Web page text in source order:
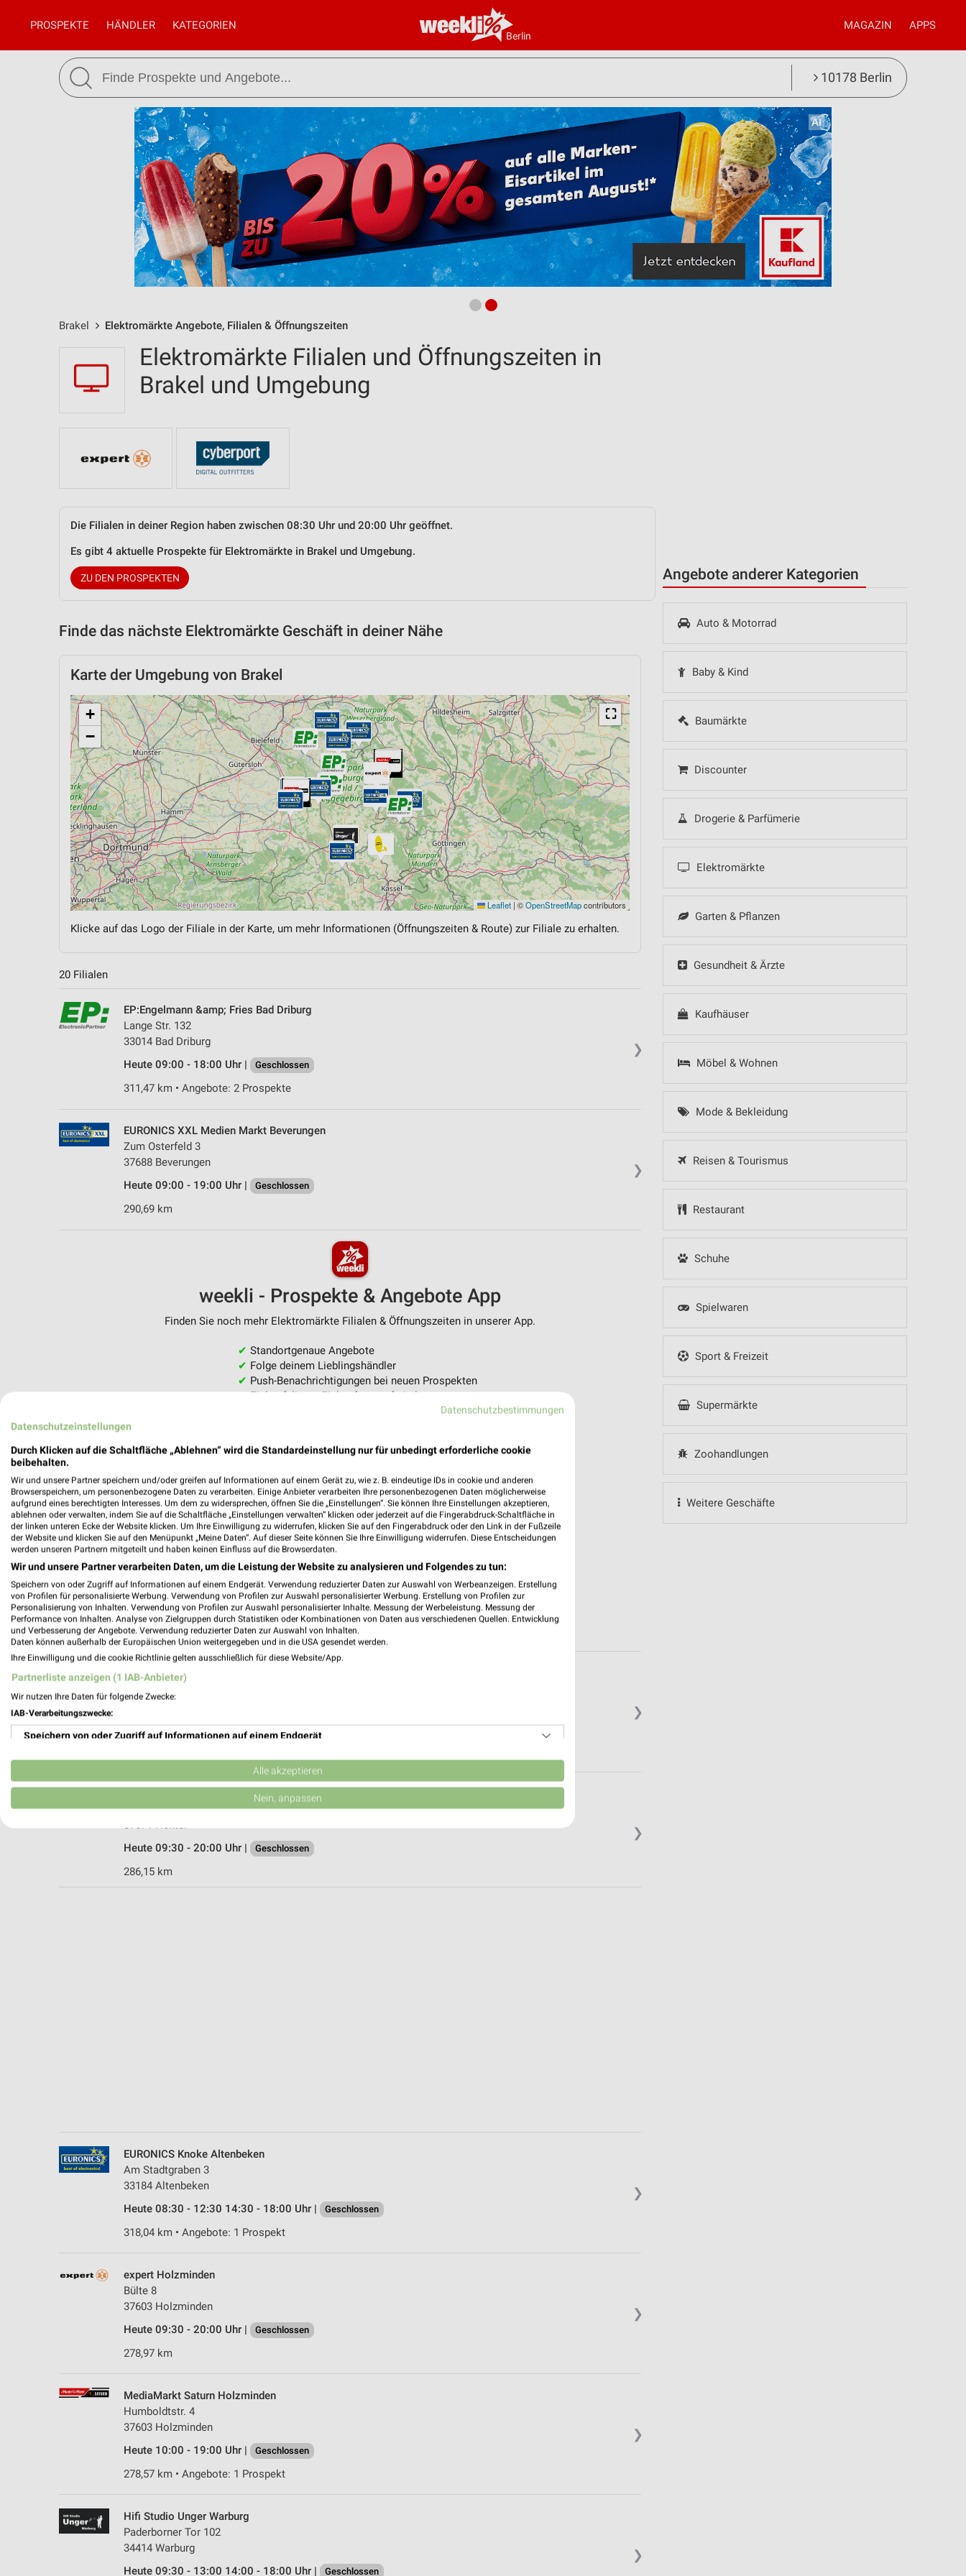
Berlin
PROSPEKTE HÄNDLER KATEGORIEN MAGAZIN APPS
10178 Berlin
Brakel Elektromärkte Angebote, Filialen & Öffnungszeiten
Angebote anderer Kategorien
Auto & Motorrad
Baby & Kind
Baumärkte
Discounter
Drogerie & Parfümerie
Elektromärkte
Garten & Pflanzen
Gesundheit & Ärzte
Kaufhäuser
Möbel & Wohnen
Mode & Bekleidung
Reisen & Tourismus
Restaurant
Schuhe
Spielwaren
Sport & Freizeit
Supermärkte
Zoohandlungen
Weitere Geschäfte
Elektromärkte Filialen und Öffnungszeiten in
Brakel und Umgebung
Die Filialen in deiner Region haben zwischen 08:30 Uhr und 20:00 Uhr geöffnet.
Es gibt 4 aktuelle Prospekte für Elektromärkte in Brakel und Umgebung.
ZU DEN PROSPEKTEN
Finde das nächste Elektromärkte Geschäft in deiner Nähe
Karte der Umgebung von Brakel
⛶
+
−
Leaflet | ©OpenStreetMapcontributors
Klicke auf das Logo der Filiale in der Karte, um mehr Informationen (Öffnungszeiten & Route) zur Filiale zu erhalten.
20 Filialen
❯
EP:Engelmann &amp; Fries Bad Driburg
Lange Str. 132
33014 Bad Driburg
Heute 09:00 - 18:00 Uhr |
Geschlossen
311,47 km • Angebote: 2 Prospekte
❯
EURONICS XXL Medien Markt Beverungen
Zum Osterfeld 3
37688 Beverungen
Heute 09:00 - 19:00 Uhr |
Geschlossen
290,69 km
weekli - Prospekte & Angebote App
Finden Sie noch mehr Elektromärkte Filialen & Öffnungszeiten in unserer App.
✔ Standortgenaue Angebote
✔ Folge deinem Lieblingshändler
✔ Push-Benachrichtigungen bei neuen Prospekten
✔Einkaufsliste - Einkauf stressfrei planen
❯
EP:Engelmann &amp; Fries Steinheim-Bergheim
32839 Steinheim-Bergheim
Heute 09:00 - 18:00 Uhr | Geschlossen
❯
Albaxer Str. 61
37671 Höxter
Heute 09:30 - 20:00 Uhr |
Geschlossen
286,15 km
❯
EURONICS Knoke Altenbeken
Am Stadtgraben 3
33184 Altenbeken
Heute 08:30 - 12:30 14:30 - 18:00 Uhr |
Geschlossen
318,04 km • Angebote: 1 Prospekt
❯
expert Holzminden
Bülte 8
37603 Holzminden
Heute 09:30 - 20:00 Uhr |
Geschlossen
278,97 km
❯
MediaMarkt Saturn Holzminden
Humboldtstr. 4
37603 Holzminden
Heute 10:00 - 19:00 Uhr |
Geschlossen
278,57 km • Angebote: 1 Prospekt
❯
Hifi Studio Unger Warburg
Paderborner Tor 102
34414 Warburg
Heute 09:30 - 13:00 14:00 - 18:00 Uhr |
Geschlossen
Datenschutzbestimmungen
Datenschutzeinstellungen
Durch Klicken auf die Schaltfläche „Ablehnen“ wird die Standardeinstellung nur für unbedingt erforderliche cookie
beibehalten.
Wir und unsere Partner speichern und/oder greifen auf Informationen auf einem Gerät zu, wie z. B. eindeutige IDs in cookie und anderen
Browserspeichern, um personenbezogene Daten zu verarbeiten. Einige Anbieter verarbeiten Ihre personenbezogenen Daten möglicherweise
aufgrund eines berechtigten Interesses. Um dem zu widersprechen, öffnen Sie die „Einstellungen“. Sie können Ihre Einstellungen akzeptieren,
ablehnen oder verwalten, indem Sie auf die Schaltfläche „Einstellungen verwalten“ klicken oder jederzeit auf die Fingerabdruck-Schaltfläche in
der linken unteren Ecke der Website klicken. Um Ihre Einwilligung zu widerrufen, klicken Sie auf den Fingerabdruck oder den Link in der Fußzeile
der Website und klicken Sie auf den Menüpunkt „Meine Daten“. Auf dieser Seite können Sie Ihre Einwilligung widerrufen. Diese Entscheidungen
werden unseren Partnern mitgeteilt und haben keinen Einfluss auf die Browserdaten.
Wir und unsere Partner verarbeiten Daten, um die Leistung der Website zu analysieren und Folgendes zu tun:
Speichern von oder Zugriff auf Informationen auf einem Endgerät. Verwendung reduzierter Daten zur Auswahl von Werbeanzeigen. Erstellung
von Profilen für personalisierte Werbung. Verwendung von Profilen zur Auswahl personalisierter Werbung. Erstellung von Profilen zur
Personalisierung von Inhalten. Verwendung von Profilen zur Auswahl personalisierter Inhalte. Messung der Werbeleistung. Messung der
Performance von Inhalten. Analyse von Zielgruppen durch Statistiken oder Kombinationen von Daten aus verschiedenen Quellen. Entwicklung
und Verbesserung der Angebote. Verwendung reduzierter Daten zur Auswahl von Inhalten.
Daten können außerhalb der Europäischen Union weitergegeben und in die USA gesendet werden.
Ihre Einwilligung und die cookie Richtlinie gelten ausschließlich für diese Website/App.
Partnerliste anzeigen (1 IAB-Anbieter)
Wir nutzen Ihre Daten für folgende Zwecke:
IAB-Verarbeitungszwecke:
Speichern von oder Zugriff auf Informationen auf einem Endgerät
Verwendung reduzierter Daten zur Auswahl von Werbeanzeigen
Erstellung von Profilen für personalisierte Werbung
Erstellung von Profilen zur Personalisierung von Inhalten
Notwendig
Alle akzeptieren
Nein, anpassen